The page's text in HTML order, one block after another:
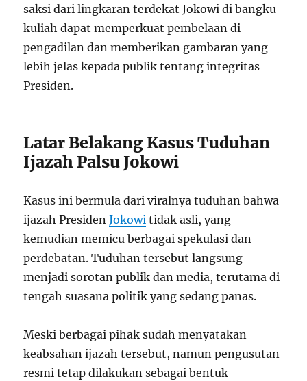
saksi dari lingkaran terdekat Jokowi di bangku
kuliah dapat memperkuat pembelaan di
pengadilan dan memberikan gambaran yang
lebih jelas kepada publik tentang integritas
Presiden.
Latar Belakang Kasus Tuduhan
Ijazah Palsu Jokowi
Kasus ini bermula dari viralnya tuduhan bahwa
ijazah PresidenJokowi tidak asli, yang
kemudian memicu berbagai spekulasi dan
perdebatan. Tuduhan tersebut langsung
menjadi sorotan publik dan media, terutama di
tengah suasana politik yang sedang panas.
Meski berbagai pihak sudah menyatakan
keabsahan ijazah tersebut, namun pengusutan
resmi tetap dilakukan sebagai bentuk